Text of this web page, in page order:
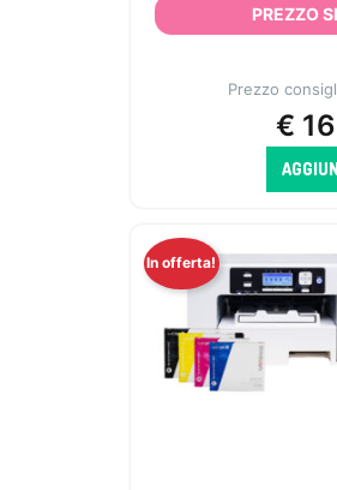
PREZZO
Prezzo
€
In offerta!